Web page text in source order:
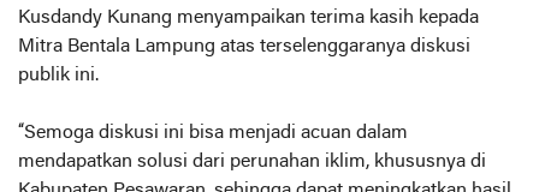
Kusdandy Kunang menyampaikan terima kasih kepada
Mitra Bentala Lampung atas terselenggaranya diskusi
publik ini.
“Semoga diskusi ini bisa menjadi acuan dalam
mendapatkan solusi dari perunahan iklim, khususnya di